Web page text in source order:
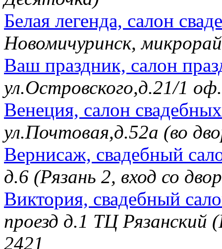
Белая легенда, салон
Новомичуринск,
Ваш праздник, салон
ул.Островского,д.21/1
Венеция, салон
ул.Почтовая,д.52а (во
Вернисаж, свадебный
д.6 (Рязань 2, вход со
Виктория, свадебный
проезд д.1 ТЦ
2421